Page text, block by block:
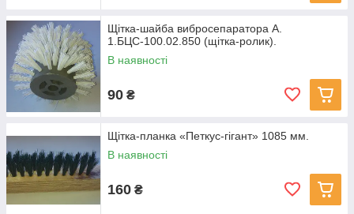
Щітка-шайба вибросепаратора А.
1.БЦС-100.02.850 (щітка-ролик).
В наявності
90 ₴
Щітка-планка «Петкус-гігант» 1085 мм.
В наявності
160 ₴